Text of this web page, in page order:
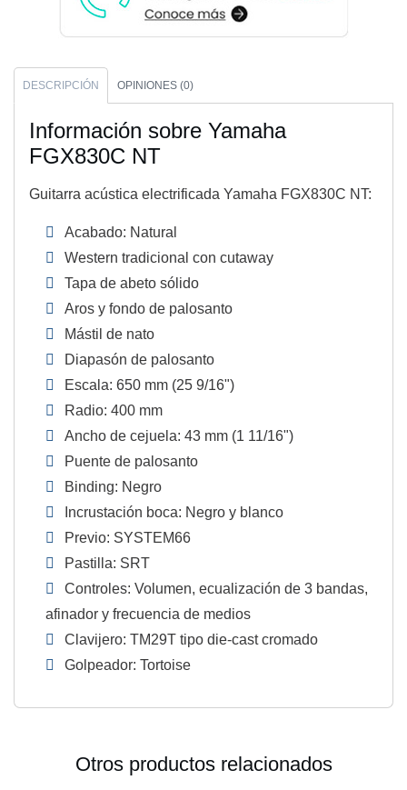
DESCRIPCIÓN OPINIONES (0)
Información sobre Yamaha
FGX830C NT
Guitarra acústica electrificada Yamaha FGX830C NT:
Acabado: Natural
Western tradicional con cutaway
Tapa de abeto sólido
Aros y fondo de palosanto
Mástil de nato
Diapasón de palosanto
Escala: 650 mm (25 9/16")
Radio: 400 mm
Ancho de cejuela: 43 mm (1 11/16")
Puente de palosanto
Binding: Negro
Incrustación boca: Negro y blanco
Previo: SYSTEM66
Pastilla: SRT
Controles: Volumen, ecualización de 3 bandas,
afinador y frecuencia de medios
Clavijero: TM29T tipo die-cast cromado
Golpeador: Tortoise
Otros productos relacionados